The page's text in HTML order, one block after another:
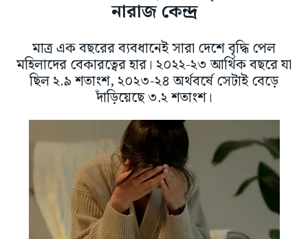
নারাজ কেন্দ্র
মাত্র এক বছরের ব্যবধানেই সারা দেশে বৃদ্ধি পেল
মহিলাদের বেকারত্বের হার। ২০২২-২৩ আর্থিক বছরে যা
ছিল ২.৯ শতাংশ, ২০২৩-২৪ অর্থবর্ষে সেটাই বেড়ে
দাঁড়িয়েছে ৩.২ শতাংশ।